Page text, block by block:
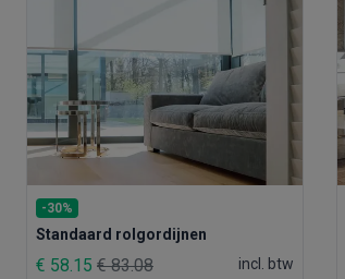
-30%
Standaard rolgordijnen
€ 58.15 € 83.08 incl. btw